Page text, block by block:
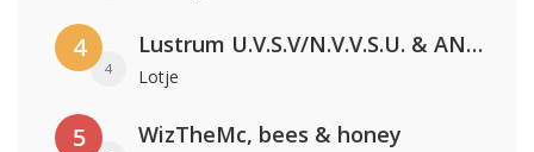
4
4
Lustrum U.V.S.V/N.V.V.S.U. & ANNO ONS & Jopke van Dobbenburgh & Roeland Beelen
Lotje
5 WizTheMc, bees & honey